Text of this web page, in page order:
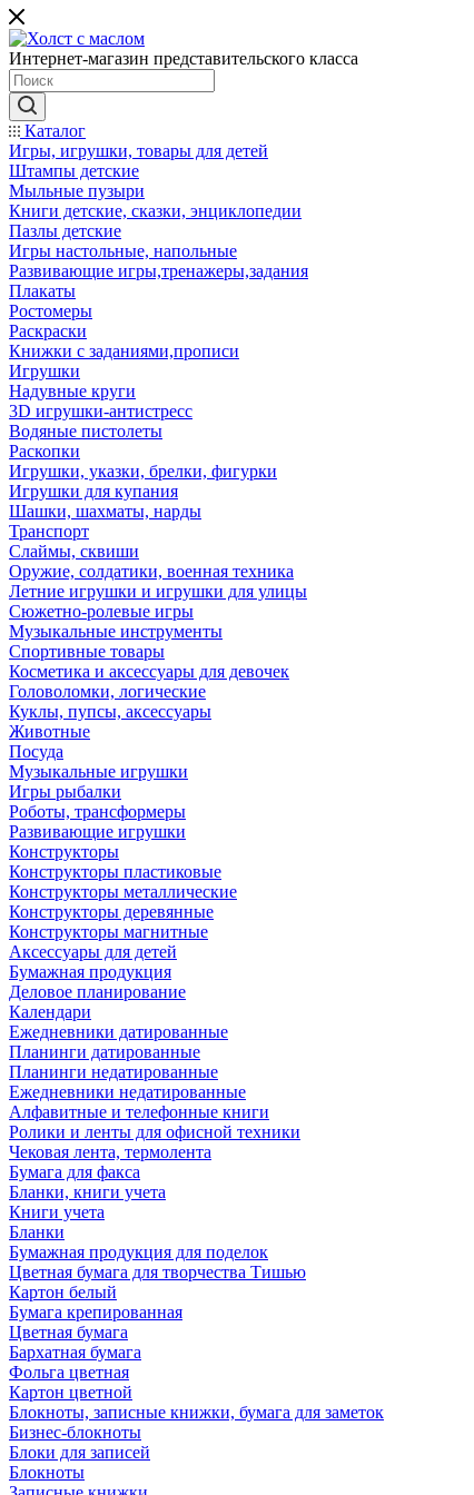
Интернет-магазин представительского класса
Каталог
Игры, игрушки, товары для детей
Штампы детские
Мыльные пузыри
Книги детские, сказки, энциклопедии
Пазлы детские
Игры настольные, напольные
Развивающие игры,тренажеры,задания
Плакаты
Ростомеры
Раскраски
Книжки с заданиями,прописи
Игрушки
Надувные круги
3D игрушки-антистресс
Водяные пистолеты
Раскопки
Игрушки, указки, брелки, фигурки
Игрушки для купания
Шашки, шахматы, нарды
Транспорт
Слаймы, сквиши
Оружие, солдатики, военная техника
Летние игрушки и игрушки для улицы
Сюжетно-ролевые игры
Музыкальные инструменты
Спортивные товары
Косметика и аксессуары для девочек
Головоломки, логические
Куклы, пупсы, аксессуары
Животные
Посуда
Музыкальные игрушки
Игры рыбалки
Роботы, трансформеры
Развивающие игрушки
Конструкторы
Конструкторы пластиковые
Конструкторы металлические
Конструкторы деревянные
Конструкторы магнитные
Аксессуары для детей
Бумажная продукция
Деловое планирование
Календари
Ежедневники датированные
Планинги датированные
Планинги недатированные
Ежедневники недатированные
Алфавитные и телефонные книги
Ролики и ленты для офисной техники
Чековая лента, термолента
Бумага для факса
Бланки, книги учета
Книги учета
Бланки
Бумажная продукция для поделок
Цветная бумага для творчества Тишью
Картон белый
Бумага крепированная
Цветная бумага
Бархатная бумага
Фольга цветная
Картон цветной
Блокноты, записные книжки, бумага для заметок
Бизнес-блокноты
Блоки для записей
Блокноты